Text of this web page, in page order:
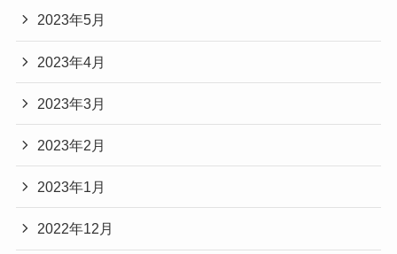
2023年5月
2023年4月
2023年3月
2023年2月
2023年1月
2022年12月